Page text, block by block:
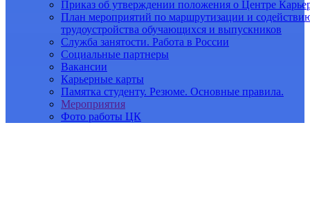
Приказ об утверждении положения о Центре
План мероприятий по маршрутизации и
трудоустройства обучающихся и выпускников
Служба занятости. Работа в России
Социальные партнеры
Вакансии
Карьерные карты
Памятка студенту. Резюме. Основные правила.
Мероприятия
Фото работы ЦК